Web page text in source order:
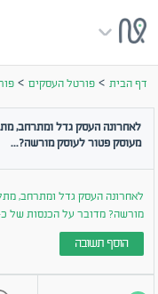
דף הבית >פורטל העסקים >
לאחרונה העסק גדל ומתרחב,
מעוסק פטור לעוסק מורשה?...
לאחרונה העסק גדל ומתרחב,
מורשה? מדובר על הכנסות של כ-4 וחצי אלף ש"ח הכנסות
הוסף תשובה